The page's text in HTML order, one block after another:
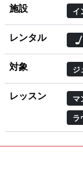
施設 イ
レンタル
対象 ジ
レッスン マ
ラ